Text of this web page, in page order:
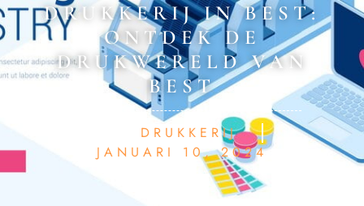
DRUKKERIJ IN BEST:
ONTDEK DE
DRUKWERELD VAN
BEST
DRUKKERIJ
JANUARI 10, 2024